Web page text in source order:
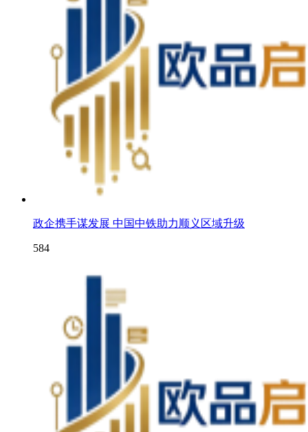
政企携手谋发展 中国中铁助力顺义区域升级
584